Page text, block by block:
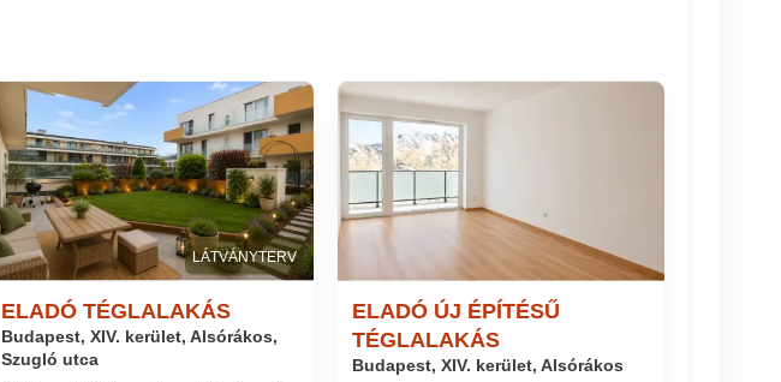
LÁTVÁNYTERV
ELADÓ TÉGLALAKÁS
Budapest, XIV. kerület, Alsórákos,
Szugló utca
ELADÓ ÚJ ÉPÍTÉSŰ
TÉGLALAKÁS
Budapest, XIV. kerület, Alsórákos